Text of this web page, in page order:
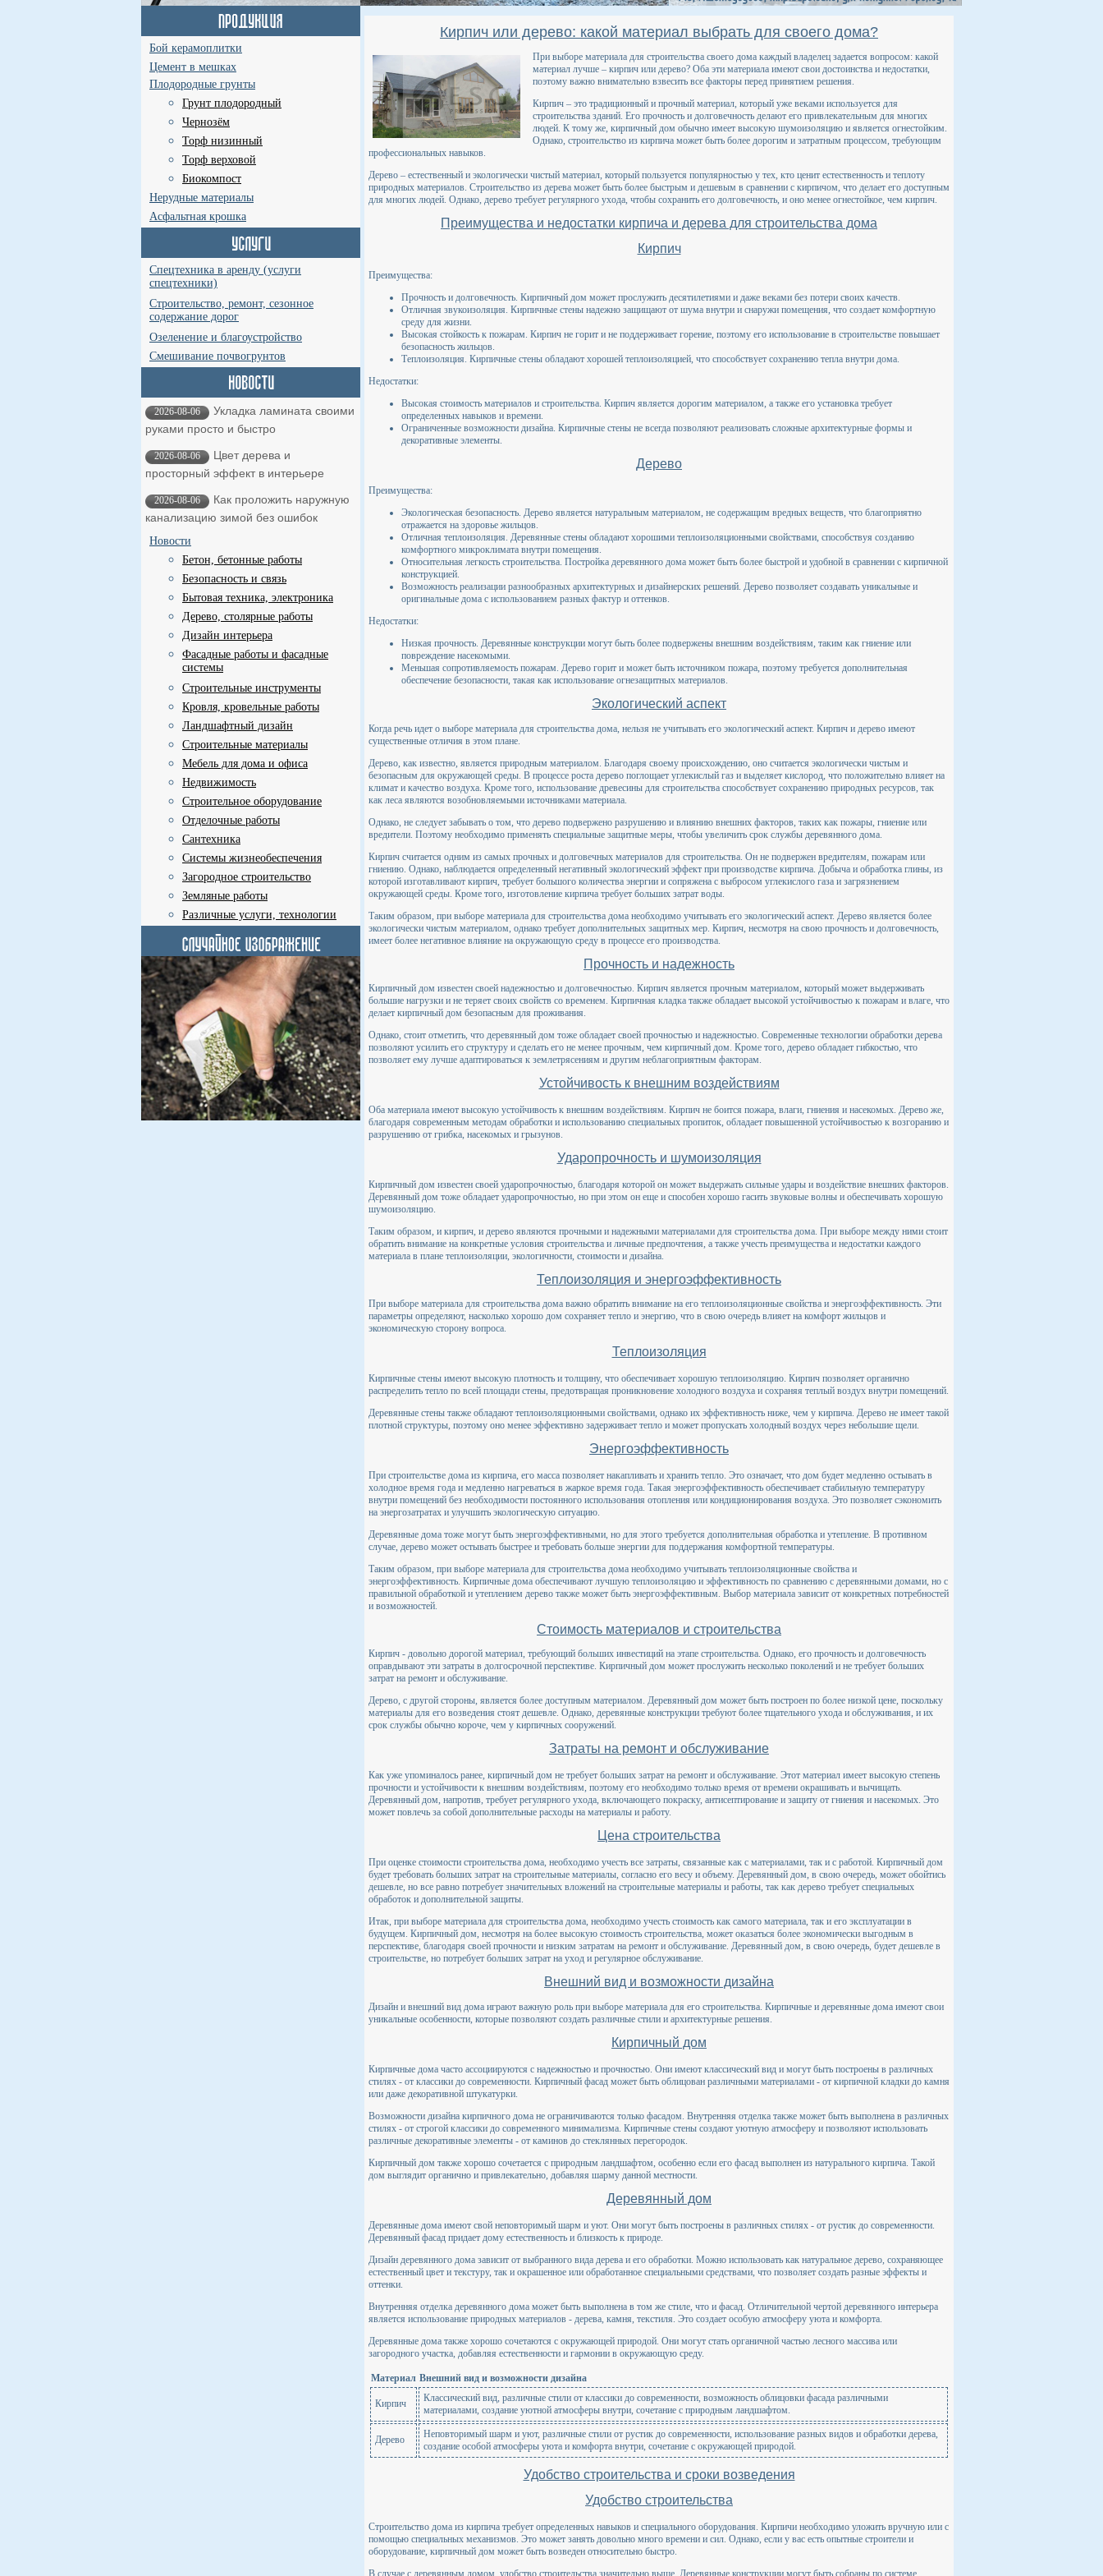
Бой керамоплитки
Цемент в мешках
Плодородные грунты
Грунт плодородный
Чернозём
Торф низинный
Торф верховой
Биокомпост
Нерудные материалы
Асфальтная крошка
Спецтехника в аренду (услуги
спецтехники)
Строительство, ремонт, сезонное
содержание дорог
Озеленение и благоустройство
Смешивание почвогрунтов
2026-08-06
Укладка ламината своими
руками просто и быстро
2026-08-06
Цвет дерева и
просторный эффект в интерьере
2026-08-06
Как проложить наружную
канализацию зимой без ошибок
Новости
Бетон, бетонные работы
Безопасность и связь
Бытовая техника, электроника
Дерево, столярные работы
Дизайн интерьера
Фасадные работы и фасадные
системы
Строительные инструменты
Кровля, кровельные работы
Ландшафтный дизайн
Строительные материалы
Мебель для дома и офиса
Недвижимость
Строительное оборудование
Отделочные работы
Сантехника
Системы жизнеобеспечения
Загородное строительство
Земляные работы
Различные услуги, технологии
Кирпич или дерево: какой материал выбрать для своего дома?
При выборе материала для строительства своего дома каждый владелец задается вопросом: какой
материал лучше – кирпич или дерево? Оба эти материала имеют свои достоинства и недостатки,
поэтому важно внимательно взвесить все факторы перед принятием решения.
Кирпич – это традиционный и прочный материал, который уже веками используется для
строительства зданий. Его прочность и долговечность делают его привлекательным для многих
людей. К тому же, кирпичный дом обычно имеет высокую шумоизоляцию и является огнестойким.
Однако, строительство из кирпича может быть более дорогим и затратным процессом, требующим
профессиональных навыков.
Дерево – естественный и экологически чистый материал, который пользуется популярностью у тех, кто ценит естественность и теплоту
природных материалов. Строительство из дерева может быть более быстрым и дешевым в сравнении с кирпичом, что делает его доступным
для многих людей. Однако, дерево требует регулярного ухода, чтобы сохранить его долговечность, и оно менее огнестойкое, чем кирпич.
Преимущества и недостатки кирпича и дерева для строительства дома
Кирпич
Преимущества:
Прочность и долговечность. Кирпичный дом может прослужить десятилетиями и даже веками без потери своих качеств.
Отличная звукоизоляция. Кирпичные стены надежно защищают от шума внутри и снаружи помещения, что создает комфортную
среду для жизни.
Высокая стойкость к пожарам. Кирпич не горит и не поддерживает горение, поэтому его использование в строительстве повышает
безопасность жильцов.
Теплоизоляция. Кирпичные стены обладают хорошей теплоизоляцией, что способствует сохранению тепла внутри дома.
Недостатки:
Высокая стоимость материалов и строительства. Кирпич является дорогим материалом, а также его установка требует
определенных навыков и времени.
Ограниченные возможности дизайна. Кирпичные стены не всегда позволяют реализовать сложные архитектурные формы и
декоративные элементы.
Дерево
Преимущества:
Экологическая безопасность. Дерево является натуральным материалом, не содержащим вредных веществ, что благоприятно
отражается на здоровье жильцов.
Отличная теплоизоляция. Деревянные стены обладают хорошими теплоизоляционными свойствами, способствуя созданию
комфортного микроклимата внутри помещения.
Относительная легкость строительства. Постройка деревянного дома может быть более быстрой и удобной в сравнении с кирпичной
конструкцией.
Возможность реализации разнообразных архитектурных и дизайнерских решений. Дерево позволяет создавать уникальные и
оригинальные дома с использованием разных фактур и оттенков.
Недостатки:
Низкая прочность. Деревянные конструкции могут быть более подвержены внешним воздействиям, таким как гниение или
повреждение насекомыми.
Меньшая сопротивляемость пожарам. Дерево горит и может быть источником пожара, поэтому требуется дополнительная
обеспечение безопасности, такая как использование огнезащитных материалов.
Экологический аспект
Когда речь идет о выборе материала для строительства дома, нельзя не учитывать его экологический аспект. Кирпич и дерево имеют
существенные отличия в этом плане.
Дерево, как известно, является природным материалом. Благодаря своему происхождению, оно считается экологически чистым и
безопасным для окружающей среды. В процессе роста дерево поглощает углекислый газ и выделяет кислород, что положительно влияет на
климат и качество воздуха. Кроме того, использование древесины для строительства способствует сохранению природных ресурсов, так
как леса являются возобновляемыми источниками материала.
Однако, не следует забывать о том, что дерево подвержено разрушению и влиянию внешних факторов, таких как пожары, гниение или
вредители. Поэтому необходимо применять специальные защитные меры, чтобы увеличить срок службы деревянного дома.
Кирпич считается одним из самых прочных и долговечных материалов для строительства. Он не подвержен вредителям, пожарам или
гниению. Однако, наблюдается определенный негативный экологический эффект при производстве кирпича. Добыча и обработка глины, из
которой изготавливают кирпич, требует большого количества энергии и сопряжена с выбросом углекислого газа и загрязнением
окружающей среды. Кроме того, изготовление кирпича требует больших затрат воды.
Таким образом, при выборе материала для строительства дома необходимо учитывать его экологический аспект. Дерево является более
экологически чистым материалом, однако требует дополнительных защитных мер. Кирпич, несмотря на свою прочность и долговечность,
имеет более негативное влияние на окружающую среду в процессе его производства.
Прочность и надежность
Кирпичный дом известен своей надежностью и долговечностью. Кирпич является прочным материалом, который может выдерживать
большие нагрузки и не теряет своих свойств со временем. Кирпичная кладка также обладает высокой устойчивостью к пожарам и влаге, что
делает кирпичный дом безопасным для проживания.
Однако, стоит отметить, что деревянный дом тоже обладает своей прочностью и надежностью. Современные технологии обработки дерева
позволяют усилить его структуру и сделать его не менее прочным, чем кирпичный дом. Кроме того, дерево обладает гибкостью, что
позволяет ему лучше адаптироваться к землетрясениям и другим неблагоприятным факторам.
Устойчивость к внешним воздействиям
Оба материала имеют высокую устойчивость к внешним воздействиям. Кирпич не боится пожара, влаги, гниения и насекомых. Дерево же,
благодаря современным методам обработки и использованию специальных пропиток, обладает повышенной устойчивостью к возгоранию и
разрушению от грибка, насекомых и грызунов.
Ударопрочность и шумоизоляция
Кирпичный дом известен своей ударопрочностью, благодаря которой он может выдержать сильные удары и воздействие внешних факторов.
Деревянный дом тоже обладает ударопрочностью, но при этом он еще и способен хорошо гасить звуковые волны и обеспечивать хорошую
шумоизоляцию.
Таким образом, и кирпич, и дерево являются прочными и надежными материалами для строительства дома. При выборе между ними стоит
обратить внимание на конкретные условия строительства и личные предпочтения, а также учесть преимущества и недостатки каждого
материала в плане теплоизоляции, экологичности, стоимости и дизайна.
Теплоизоляция и энергоэффективность
При выборе материала для строительства дома важно обратить внимание на его теплоизоляционные свойства и энергоэффективность. Эти
параметры определяют, насколько хорошо дом сохраняет тепло и энергию, что в свою очередь влияет на комфорт жильцов и
экономическую сторону вопроса.
Теплоизоляция
Кирпичные стены имеют высокую плотность и толщину, что обеспечивает хорошую теплоизоляцию. Кирпич позволяет органично
распределить тепло по всей площади стены, предотвращая проникновение холодного воздуха и сохраняя теплый воздух внутри помещений.
Деревянные стены также обладают теплоизоляционными свойствами, однако их эффективность ниже, чем у кирпича. Дерево не имеет такой
плотной структуры, поэтому оно менее эффективно задерживает тепло и может пропускать холодный воздух через небольшие щели.
Энергоэффективность
При строительстве дома из кирпича, его масса позволяет накапливать и хранить тепло. Это означает, что дом будет медленно остывать в
холодное время года и медленно нагреваться в жаркое время года. Такая энергоэффективность обеспечивает стабильную температуру
внутри помещений без необходимости постоянного использования отопления или кондиционирования воздуха. Это позволяет сэкономить
на энергозатратах и улучшить экологическую ситуацию.
Деревянные дома тоже могут быть энергоэффективными, но для этого требуется дополнительная обработка и утепление. В противном
случае, дерево может остывать быстрее и требовать больше энергии для поддержания комфортной температуры.
Таким образом, при выборе материала для строительства дома необходимо учитывать теплоизоляционные свойства и
энергоэффективность. Кирпичные дома обеспечивают лучшую теплоизоляцию и эффективность по сравнению с деревянными домами, но с
правильной обработкой и утеплением дерево также может быть энергоэффективным. Выбор материала зависит от конкретных потребностей
и возможностей.
Стоимость материалов и строительства
Кирпич - довольно дорогой материал, требующий больших инвестиций на этапе строительства. Однако, его прочность и долговечность
оправдывают эти затраты в долгосрочной перспективе. Кирпичный дом может прослужить несколько поколений и не требует больших
затрат на ремонт и обслуживание.
Дерево, с другой стороны, является более доступным материалом. Деревянный дом может быть построен по более низкой цене, поскольку
материалы для его возведения стоят дешевле. Однако, деревянные конструкции требуют более тщательного ухода и обслуживания, и их
срок службы обычно короче, чем у кирпичных сооружений.
Затраты на ремонт и обслуживание
Как уже упоминалось ранее, кирпичный дом не требует больших затрат на ремонт и обслуживание. Этот материал имеет высокую степень
прочности и устойчивости к внешним воздействиям, поэтому его необходимо только время от времени окрашивать и вычищать.
Деревянный дом, напротив, требует регулярного ухода, включающего покраску, антисептирование и защиту от гниения и насекомых. Это
может повлечь за собой дополнительные расходы на материалы и работу.
Цена строительства
При оценке стоимости строительства дома, необходимо учесть все затраты, связанные как с материалами, так и с работой. Кирпичный дом
будет требовать больших затрат на строительные материалы, согласно его весу и объему. Деревянный дом, в свою очередь, может обойтись
дешевле, но все равно потребует значительных вложений на строительные материалы и работы, так как дерево требует специальных
обработок и дополнительной защиты.
Итак, при выборе материала для строительства дома, необходимо учесть стоимость как самого материала, так и его эксплуатации в
будущем. Кирпичный дом, несмотря на более высокую стоимость строительства, может оказаться более экономически выгодным в
перспективе, благодаря своей прочности и низким затратам на ремонт и обслуживание. Деревянный дом, в свою очередь, будет дешевле в
строительстве, но потребует больших затрат на уход и регулярное обслуживание.
Внешний вид и возможности дизайна
Дизайн и внешний вид дома играют важную роль при выборе материала для его строительства. Кирпичные и деревянные дома имеют свои
уникальные особенности, которые позволяют создать различные стили и архитектурные решения.
Кирпичный дом
Кирпичные дома часто ассоциируются с надежностью и прочностью. Они имеют классический вид и могут быть построены в различных
стилях - от классики до современности. Кирпичный фасад может быть облицован различными материалами - от кирпичной кладки до камня
или даже декоративной штукатурки.
Возможности дизайна кирпичного дома не ограничиваются только фасадом. Внутренняя отделка также может быть выполнена в различных
стилях - от строгой классики до современного минимализма. Кирпичные стены создают уютную атмосферу и позволяют использовать
различные декоративные элементы - от каминов до стеклянных перегородок.
Кирпичный дом также хорошо сочетается с природным ландшафтом, особенно если его фасад выполнен из натурального кирпича. Такой
дом выглядит органично и привлекательно, добавляя шарму данной местности.
Деревянный дом
Деревянные дома имеют свой неповторимый шарм и уют. Они могут быть построены в различных стилях - от рустик до современности.
Деревянный фасад придает дому естественность и близкость к природе.
Дизайн деревянного дома зависит от выбранного вида дерева и его обработки. Можно использовать как натуральное дерево, сохраняющее
естественный цвет и текстуру, так и окрашенное или обработанное специальными средствами, что позволяет создать разные эффекты и
оттенки.
Внутренняя отделка деревянного дома может быть выполнена в том же стиле, что и фасад. Отличительной чертой деревянного интерьера
является использование природных материалов - дерева, камня, текстиля. Это создает особую атмосферу уюта и комфорта.
Деревянные дома также хорошо сочетаются с окружающей природой. Они могут стать органичной частью лесного массива или
загородного участка, добавляя естественности и гармонии в окружающую среду.
Материал Внешний вид и возможности дизайна
Кирпич
Классический вид, различные стили от классики до современности, возможность облицовки фасада различными
материалами, создание уютной атмосферы внутри, сочетание с природным ландшафтом.
Дерево
Неповторимый шарм и уют, различные стили от рустик до современности, использование разных видов и обработки дерева,
создание особой атмосферы уюта и комфорта внутри, сочетание с окружающей природой.
Удобство строительства и сроки возведения
Удобство строительства
Строительство дома из кирпича требует определенных навыков и специального оборудования. Кирпичи необходимо уложить вручную или с
помощью специальных механизмов. Это может занять довольно много времени и сил. Однако, если у вас есть опытные строители и
оборудование, кирпичный дом может быть возведен относительно быстро.
В случае с деревянным домом, удобство строительства значительно выше. Деревянные конструкции могут быть собраны по системе